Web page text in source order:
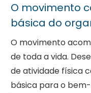
O movimento
básica do
O movimento
de toda a vida.
de atividade física
básica para o